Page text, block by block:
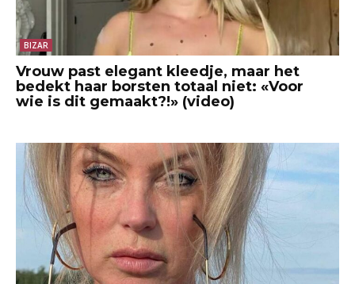
BIZAR
Vrouw past elegant kleedje, maar het
bedekt haar borsten totaal niet: «Voor
wie is dit gemaakt?!» (video)